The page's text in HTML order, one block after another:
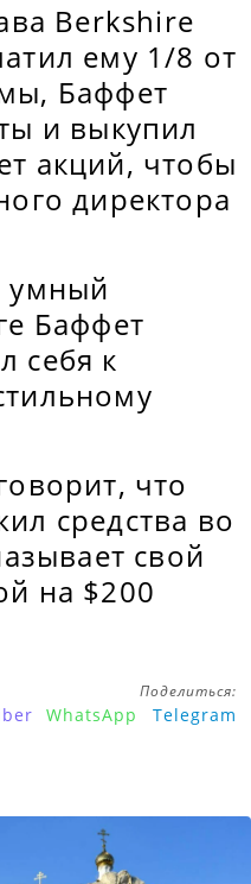
Berkshire
ему 1/8 от
Баффет
и выкупил
акций, чтобы
директора
умный
Баффет
себя к
что
средства во
свой
на $200
Поделиться:
WhatsApp Telegram